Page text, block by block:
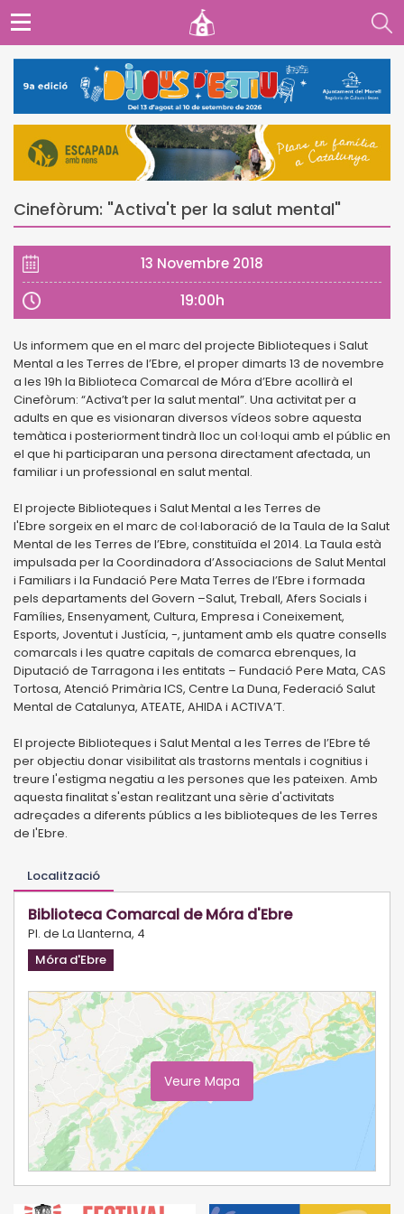
Cinefòrum: "Activa't per la salut mental"
13 Novembre 2018
19:00h
Us informem que en el marc del projecte Biblioteques i Salut
Mental a les Terres de l’Ebre, el proper dimarts 13 de novembre
a les 19h la Biblioteca Comarcal de Móra d’Ebre acollirà el
Cinefòrum: “Activa’t per la salut mental”. Una activitat per a
adults en que es visionaran diversos vídeos sobre aquesta
temàtica i posteriorment tindrà lloc un col·loqui amb el públic en
el que hi participaran una persona directament afectada, un
familiar i un professional en salut mental.
El projecte Biblioteques i Salut Mental a les Terres de
l'Ebre sorgeix en el marc de col·laboració de la Taula de la Salut
Mental de les Terres de l’Ebre, constituïda el 2014. La Taula està
impulsada per la Coordinadora d’Associacions de Salut Mental
i Familiars i la Fundació Pere Mata Terres de l’Ebre i formada
pels departaments del Govern –Salut, Treball, Afers Socials i
Famílies, Ensenyament, Cultura, Empresa i Coneixement,
Esports, Joventut i Justícia, -, juntament amb els quatre consells
comarcals i les quatre capitals de comarca ebrenques, la
Diputació de Tarragona i les entitats – Fundació Pere Mata, CAS
Tortosa, Atenció Primària ICS, Centre La Duna, Federació Salut
Mental de Catalunya, ATEATE, AHIDA i ACTIVA’T.
El projecte Biblioteques i Salut Mental a les Terres de l’Ebre té
per objectiu donar visibilitat als trastorns mentals i cognitius i
treure l'estigma negatiu a les persones que les pateixen. Amb
aquesta finalitat s'estan realitzant una sèrie d'activitats
adreçades a diferents públics a les biblioteques de les Terres
de l'Ebre.
Localització
Biblioteca Comarcal de Móra d'Ebre
Pl. de La Llanterna, 4
Móra d'Ebre
Veure Mapa